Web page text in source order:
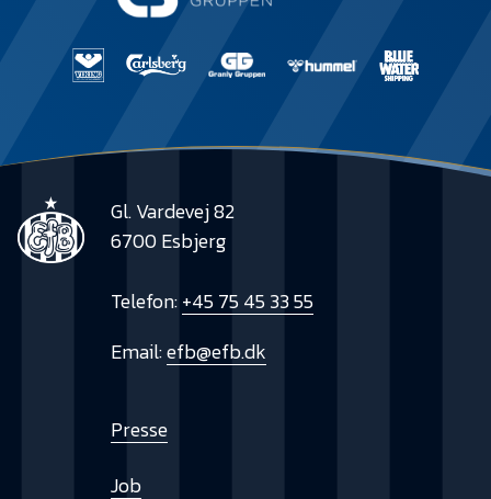
Gl. Vardevej 82
6700 Esbjerg
Telefon:+45 75 45 33 55
Email:efb@efb.dk
Presse
Job